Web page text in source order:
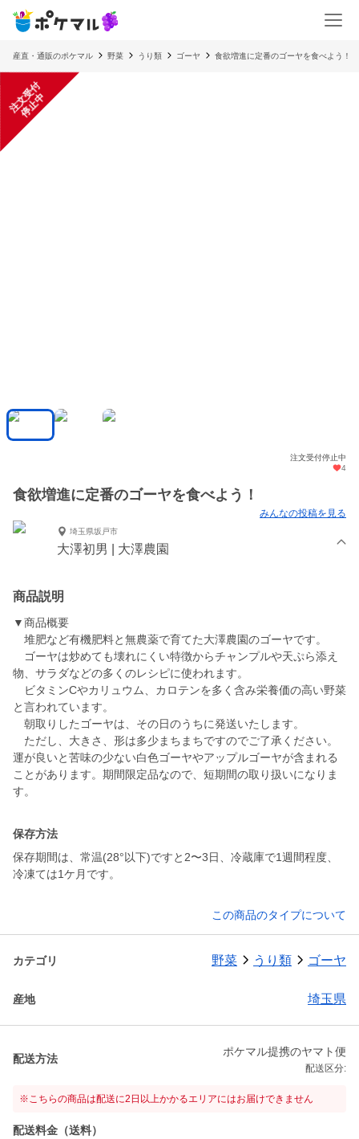
産直・通販のポケマル 野菜 うり類 ゴーヤ 食欲増進に定番のゴーヤを食べよう！
注
文
受
付
停
止
中
注文受付停止中
4
食欲増進に定番のゴーヤを食べよう！
みんなの投稿を見る
埼玉県坂戸市
大澤初男 | 大澤農園
商品説明
▼商品概要
堆肥など有機肥料と無農薬で育てた大澤農園のゴーヤです。
ゴーヤは炒めても壊れにくい特徴からチャンプルや天ぷら添え
物、サラダなどの多くのレシピに使われます。
ビタミンCやカリュウム、カロテンを多く含み栄養価の高い野菜
と言われています。
朝取りしたゴーヤは、その日のうちに発送いたします。
ただし、大きさ、形は多少まちまちですのでご了承ください。
運が良いと苦味の少ない白色ゴーヤやアップルゴーヤが含まれる
ことがあります。期間限定品なので、短期間の取り扱いになりま
す。
保存方法
保存期間は、常温(28°以下)ですと2〜3日、冷蔵庫で1週間程度、
冷凍ては1ケ月です。
この商品のタイプについて
カテゴリ 野菜 うり類 ゴーヤ
産地 埼玉県
配送方法
ポケマル提携のヤマト便
配送区分:
※こちらの商品は配送に2日以上かかるエリアにはお届けできません
配送料金（送料）